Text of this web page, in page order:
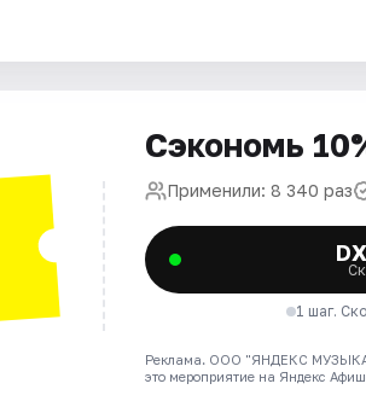
Сэкономь
Применили: 8 340 раз
1 шаг.
Реклама. ООО "ЯНДЕКС
это мероприятие на Яндекс